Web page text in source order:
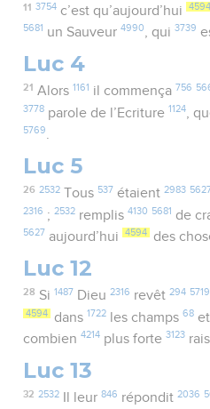
11 3754c’est qu’aujourd’hui 4594
5681 un Sauveur4990, qui3739
Luc 4
21 Alors 1161 il commença 756
3778 parole de l’Ecriture 1124 ,
5769.
Luc 5
26 2532Tous 537 étaient 2983
2316 ;2532 remplis4130 5681 de
5627 aujourd’hui 4594 des
Luc 12
28 Si 1487 Dieu 2316 revêt 294 5719
4594 dans 1722 les champs68
combien4214 plus forte3123
Luc 13
32 2532Il leur 846 répondit 2036